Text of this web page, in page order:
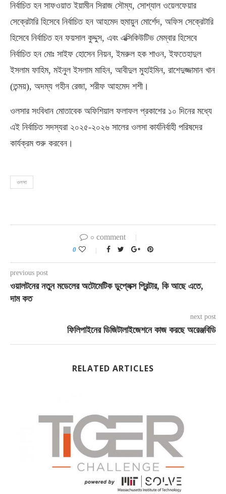
নির্বাচিত হন সাফওয়াত ইয়ামীন সিরাজ সৌম্য, সোশ্যাল ওয়েলফেয়ার
সেক্রেটারি হিসেবে নির্বাচিত হন আহমেদ হুমায়ুন মোর্শেদ, অফিস সেক্রেটারি
হিসেবে নির্বাচিত হন ফয়সাল কুদ্দুস, এবং এক্সিকিউটিভ মেম্বার হিসেবে
নির্বাচিত হন মোঃ সাইফ হোসেন নিয়ন, ইমরুল হক শাওন, ইফতেহাদুল
ইসলাম ফাহিম, মইনুল ইসলাম মাহিন, আবীদুল মুহাইমিন, রাশেদুজ্জামান খান
(তন্ময়), অদম্য গহীন রেজা, শরীফ আহমেদ শশী।
ওলসার সংবিধান মোতাবেক অফিশিয়াল ফলাফল প্রকাশের ১০ দিনের মধ্যে
এই নির্বাচিত সদস্যরা ২০২৫-২০২৬ সালের ওলসা কার্যনির্বাহী পরিষদের
কার্যক্রম শুরু করবেন।
ওলসা
০ comment
0
previous post
ওয়ালটনের নতুন মডেলের অটোমেটিক ডুপ্লেক্স প্রিন্টার, কি আছে এতে,
দাম কত
next post
ফিলিপাইনের ডিজিটালাইজেশনে কাজ করছে অরেঞ্জবিডি
RELATED ARTICLES